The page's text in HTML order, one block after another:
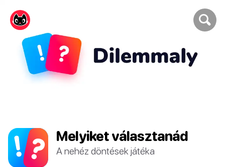
Melyiket választanád
A nehéz döntések játéka